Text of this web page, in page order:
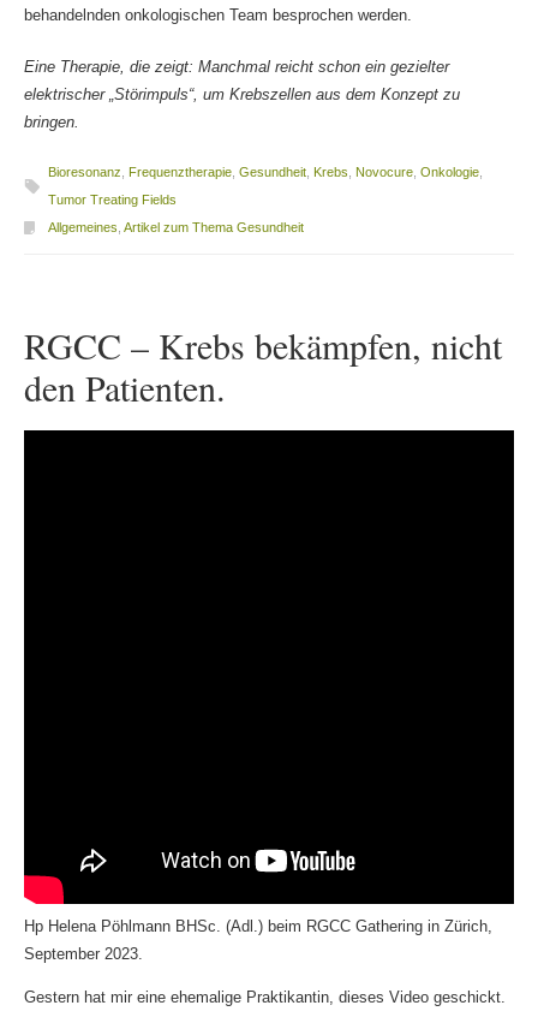
behandelnden onkologischen Team besprochen werden.
Eine Therapie, die zeigt: Manchmal reicht schon ein gezielter
elektrischer „Störimpuls“, um Krebszellen aus dem Konzept zu
bringen.
Bioresonanz Frequenztherapie, Gesundheit, Krebs Novocure, Onkologie,
Tumor Treating Fields
Allgemeines Artikel zum Thema Gesundheit
RGCC – Krebs bekämpfen, nicht
den Patienten.
Hp Helena Pöhlmann BHSc. (Adl.) beim RGCC Gathering in Zürich,
September 2023.
Gestern hat mir eine ehemalige Praktikantin, dieses Video geschickt.